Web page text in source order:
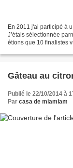
En 2011 j'ai participé à
J’étais sélectionnée
étions que 10 finalistes
Gâteau au
Publié le 22/10/2014 à
Par casa de miamiam